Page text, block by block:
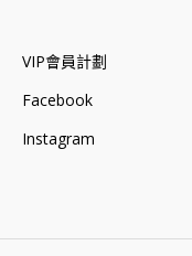
VIP會員計劃
Facebook
Instagram